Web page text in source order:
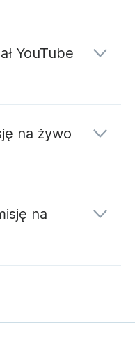
YouTube
na żywo
na